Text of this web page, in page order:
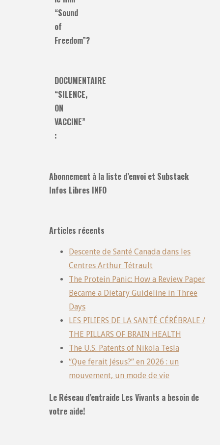
“Sound
of
Freedom”?
DOCUMENTAIRE
“SILENCE,
ON
VACCINE”
:
Abonnement à la liste d’envoi et Substack
Infos Libres INFO
Articles récents
Descente de Santé Canada dans les
Centres Arthur Tétrault
The Protein Panic: How a Review Paper
Became a Dietary Guideline in Three
Days
LES PILIERS DE LA SANTÉ CÉRÉBRALE /
THE PILLARS OF BRAIN HEALTH
The U.S. Patents of Nikola Tesla
“Que ferait Jésus?” en 2026 : un
mouvement, un mode de vie
Le Réseau d’entraide Les Vivants a besoin de
votre aide!